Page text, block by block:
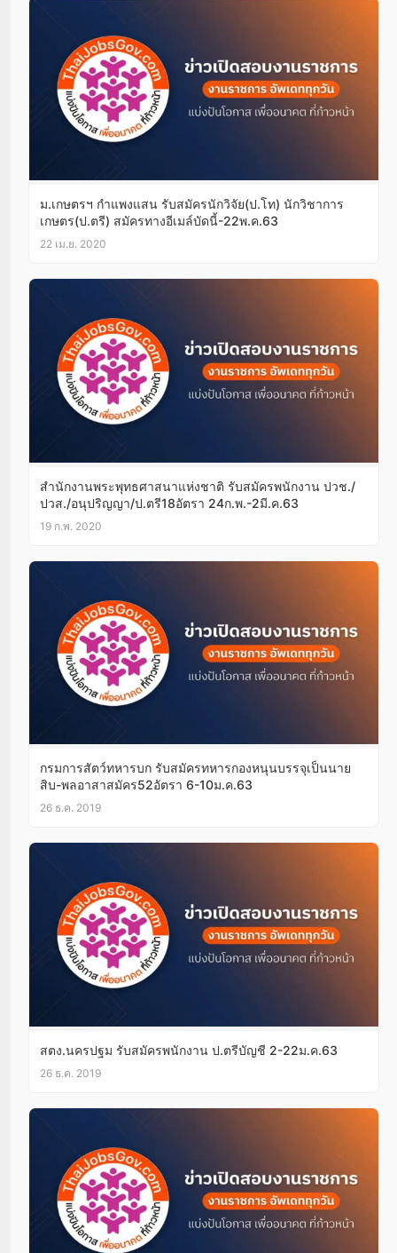
ม.เกษตรฯ กำแพงแสน รับสมัครนักวิจัย(ป.โท) นักวิชาการ
เกษตร(ป.ตรี) สมัครทางอีเมล์บัดนี้-22พ.ค.63
22 เม.ย. 2020
สำนักงานพระพุทธศาสนาแห่งชาติ รับสมัครพนักงาน ปวช./
ปวส./อนุปริญญา/ป.ตรี18อัตรา 24ก.พ.-2มี.ค.63
19 ก.พ. 2020
กรมการสัตว์ทหารบก รับสมัครทหารกองหนุนบรรจุเป็นนาย
สิบ-พลอาสาสมัคร52อัตรา 6-10ม.ค.63
26 ธ.ค. 2019
สตง.นครปฐม รับสมัครพนักงาน ป.ตรีบัญชี 2-22ม.ค.63
26 ธ.ค. 2019